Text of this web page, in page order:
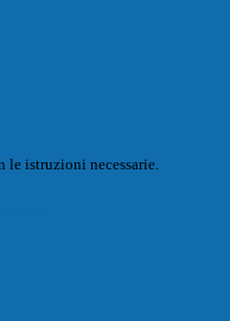
le istruzioni necessarie.